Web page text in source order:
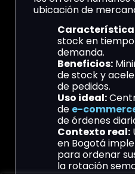
ubicación de
stock en
demanda.
Beneficios:
de stock y
de pedidos.
Uso ideal:
de e-
de órdenes
Contexto real:
en Bogotá
para ordenar
la rotación